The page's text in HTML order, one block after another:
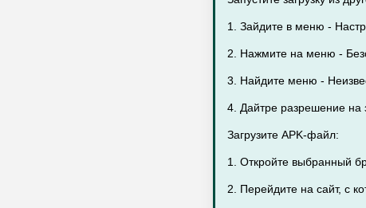
1. Зайдите в меню -
2. Нажмите на меню -
3. Найдите меню -
4. Дайтре разрешение на
Загрузите APK-файл:
1. Откройте выбранный
2. Перейдите на сайт, с